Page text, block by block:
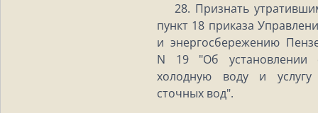
28. Признать
пункт 18 приказа
и энергосбережению
N 19 "Об установлении
холодную воду и услугу
сточных вод".